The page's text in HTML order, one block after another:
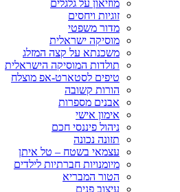
מוזיאון על גלגלים
זוגיות ויחסים
מדור משפטי
מוסיקה ישראלית
משכנתא על קצה המזלג
תולדות המוסיקה הישראלית
טיפים לסטארט-אפ מוצלח
הורות קשובה
אבנים מספרות
אימון אישי
ניהול פיננסי חכם
תזונה נכונה
עצמאי בשטח – טל איתן
מיומנויות חברתיות לילדים
הטור המבריא
עיצוב פנים